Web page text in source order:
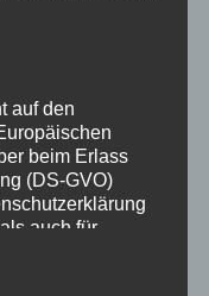
auf den
beim Erlass
(DS-GVO)
auch für
zu